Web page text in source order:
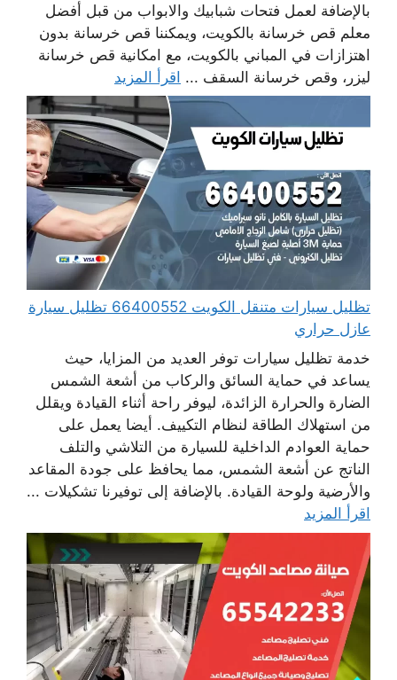
بالإضافة لعمل فتحات شبابيك والابواب من قبل أفضل
معلم قص خرسانة بالكويت، ويمكننا قص خرسانة بدون
اهتزازات في المباني بالكويت، مع امكانية قص خرسانة
ليزر، وقص خرسانة السقف ... اقرأ المزيد
تظليل سيارات متنقل الكويت 66400552 تظليل سيارة
عازل حراري
خدمة تظليل سيارات توفر العديد من المزايا، حيث
يساعد في حماية السائق والركاب من أشعة الشمس
الضارة والحرارة الزائدة، ليوفر راحة أثناء القيادة ويقلل
من استهلاك الطاقة لنظام التكييف. أيضا يعمل على
حماية العوادم الداخلية للسيارة من التلاشي والتلف
الناتج عن أشعة الشمس، مما يحافظ على جودة المقاعد
والأرضية ولوحة القيادة. بالإضافة إلى توفيرنا تشكيلات ...
اقرأ المزيد